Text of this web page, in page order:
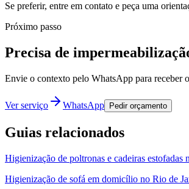
Se preferir, entre em contato e peça uma
Próximo passo
Precisa de
Envie o contexto pelo WhatsApp para receber
Ver serviço WhatsApp Pedir orçamento
Guias relacionados
Higienização de poltronas e cadeiras
Higienização de sofá em domicílio no Rio de